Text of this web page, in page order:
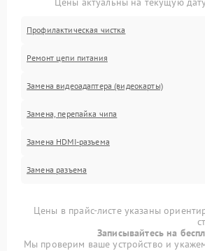
Профилактическая чистка
Ремонт цепи питания
Замена видеоадаптера (видеокарты)
Замена, перепайка чипа
Замена HDMI-разъема
Замена разъема
Цены в прайс-листе указаны
Записывайтесь на
Мы проверим ваше устройство и